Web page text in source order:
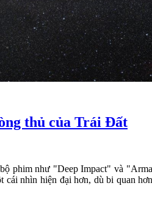
thủ của Trái Đất
như "Deep Impact" và
nhìn hiện đại hơn, dù bi quan